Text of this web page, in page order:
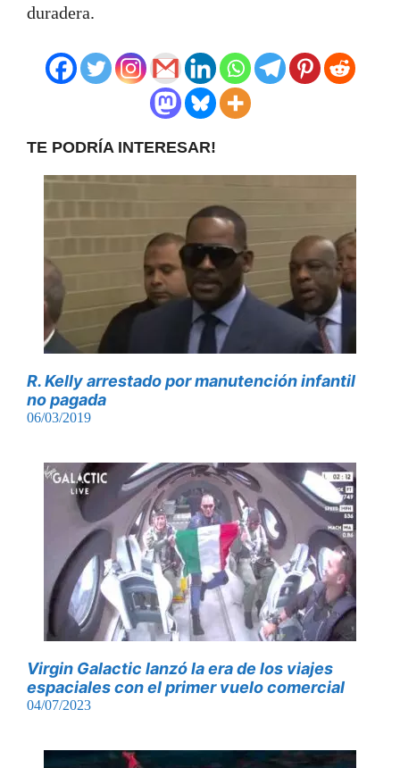
duradera.
TE PODRÍA INTERESAR!
R. Kelly arrestado por manutención infantil
no pagada
06/03/2019
Virgin Galactic lanzó la era de los viajes
espaciales con el primer vuelo comercial
04/07/2023